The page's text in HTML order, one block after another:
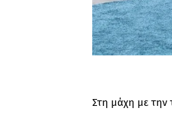
Στη μάχη με την